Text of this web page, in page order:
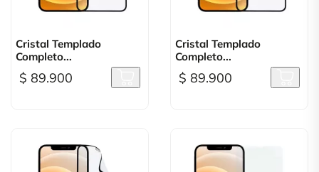
Cristal Templado
Completo...
$ 89.900
Cristal Templado
Completo...
$ 89.900